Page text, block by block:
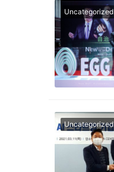
Uncategorized
Uncategorized